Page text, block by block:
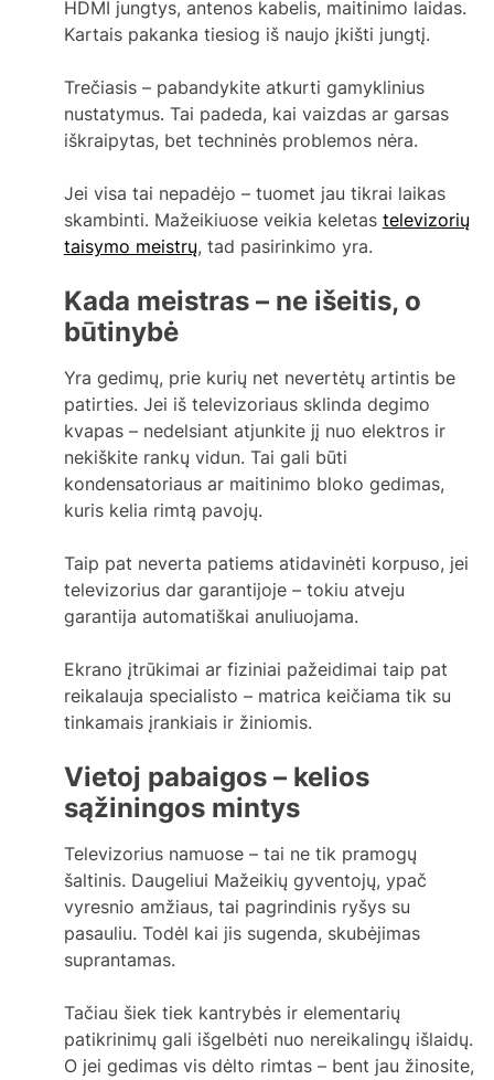
HDMI jungtys, antenos kabelis, maitinimo laidas.
Kartais pakanka tiesiog iš naujo įkišti jungtį.
Trečiasis – pabandykite atkurti gamyklinius
nustatymus. Tai padeda, kai vaizdas ar garsas
iškraipytas, bet techninės problemos nėra.
Jei visa tai nepadėjo – tuomet jau tikrai laikas
skambinti. Mažeikiuose veikia keletas televizorių
taisymo meistrų, tad pasirinkimo yra.
Kada meistras – ne išeitis, o
būtinybė
Yra gedimų, prie kurių net nevertėtų artintis be
patirties. Jei iš televizoriaus sklinda degimo
kvapas – nedelsiant atjunkite jį nuo elektros ir
nekiškite rankų vidun. Tai gali būti
kondensatoriaus ar maitinimo bloko gedimas,
kuris kelia rimtą pavojų.
Taip pat neverta patiems atidavinėti korpuso, jei
televizorius dar garantijoje – tokiu atveju
garantija automatiškai anuliuojama.
Ekrano įtrūkimai ar fiziniai pažeidimai taip pat
reikalauja specialisto – matrica keičiama tik su
tinkamais įrankiais ir žiniomis.
Vietoj pabaigos – kelios
sąžiningos mintys
Televizorius namuose – tai ne tik pramogų
šaltinis. Daugeliui Mažeikių gyventojų, ypač
vyresnio amžiaus, tai pagrindinis ryšys su
pasauliu. Todėl kai jis sugenda, skubėjimas
suprantamas.
Tačiau šiek tiek kantrybės ir elementarių
patikrinimų gali išgelbėti nuo nereikalingų išlaidų.
O jei gedimas vis dėlto rimtas – bent jau žinosite,